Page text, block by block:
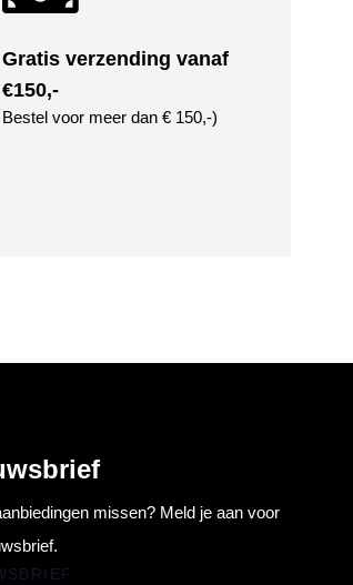
Gratis verzending vanaf
€150,-
Bestel voor meer dan € 150,-)
missen? Meld je aan voor